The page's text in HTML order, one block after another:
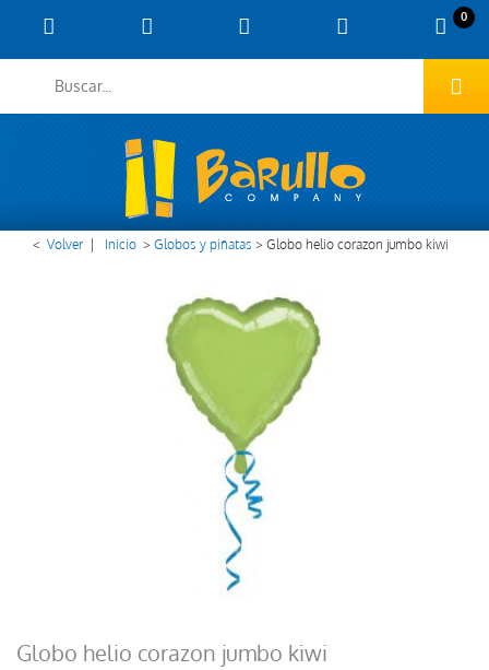
0
< Volver Inicio >Globos y piñatas >Globo helio corazon jumbo kiwi
Globo helio corazon jumbo kiwi